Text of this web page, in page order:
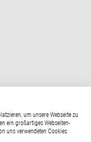
um unsere Webseite zu
ein großartiges Webseiten-
uns verwendeten Cookies